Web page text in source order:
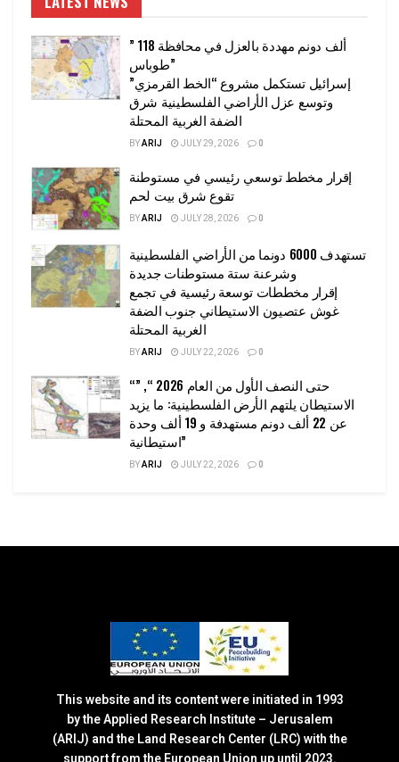
” 118 ألف دونم مهددة بالعزل في محافظة
طوباس”
إسرائيل تستكمل مشروع “الخط القرمزي”
وتوسع عزل الأراضي الفلسطينية شرق
الضفة الغربية المحتلة
BYARIJ JULY 29, 2026 0
إقرار مخطط توسعي رئيسي في مستوطنة
تقوع شرق بيت لحم
BYARIJ JULY 28, 2026 0
تستهدف 6000 دونما من الأراضي الفلسطينية
وشرعنة ستة مستوطنات جديدة
إقرار مخططات توسعة رئيسية في تجمع
غوش عتصيون الاستيطاني جنوب الضفة
الغربية المحتلة
BYARIJ JULY 22, 2026 0
“حتى النصف الأول من العام 2026 “, ”
الاستيطان يلتهم الأرض الفلسطينية: ما يزيد
عن 22 ألف دونم مستهدفة و 19 ألف وحدة
استيطانية”
BYARIJ JULY 22, 2026 0
This website and its content were initiated in 1993
by the Applied Research Institute – Jerusalem
(ARIJ) and the Land Research Center (LRC) with the